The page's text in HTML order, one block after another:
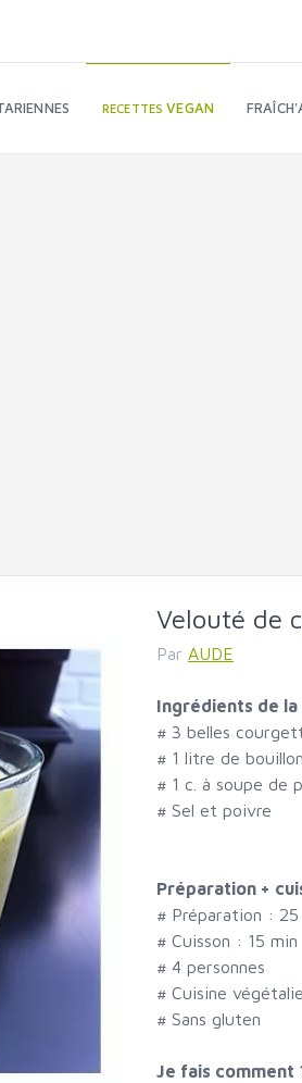
RECETTESVEGAN
Velouté de
Par AUDE
Ingrédients de
# 3 belles
# 1 litre de
# 1 c. à soupe de
# Sel et poivre
Préparation +
# Préparation : 25
# Cuisson : 15 min
# 4 personnes
# Cuisine
# Sans gluten
Je fais comment